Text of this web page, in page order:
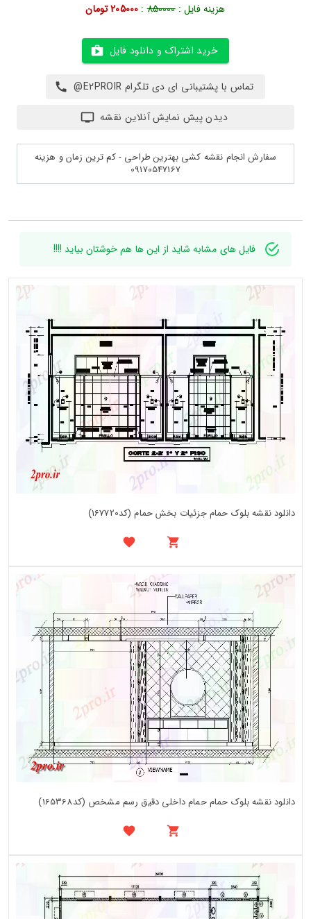
هزینه فایل :850000
: 205000 تومان
خرید اشتراک و دانلود فایل
تماس با پشتیبانی ای دی تلگرام E2PROIR@
دیدن پیش نمایش آنلاین نقشه
سفارش انجام نقشه کشی بهترین طراحی - کم ترین زمان و هزینه
09170547167
فایل های مشابه شاید از این ها هم خوشتان بیاید !!!!
دانلود نقشه بلوک حمام جزئیات بخش حمام (کد167720)
دانلود نقشه بلوک حمام حمام داخلی دقیق رسم مشخص (کد165368)